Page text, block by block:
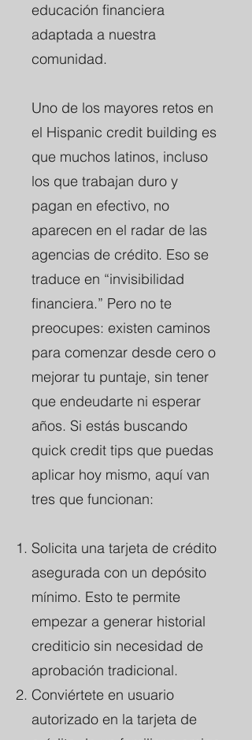
educación financiera
adaptada a nuestra
comunidad.
Uno de los mayores retos en
el Hispanic credit building es
que muchos latinos, incluso
los que trabajan duro y
pagan en efectivo, no
aparecen en el radar de las
agencias de crédito. Eso se
traduce en “invisibilidad
financiera.” Pero no te
preocupes: existen caminos
para comenzar desde cero o
mejorar tu puntaje, sin tener
que endeudarte ni esperar
años. Si estás buscando
quick credit tips que puedas
aplicar hoy mismo, aquí van
tres que funcionan:
Solicita una tarjeta de crédito
asegurada con un depósito
mínimo. Esto te permite
empezar a generar historial
crediticio sin necesidad de
aprobación tradicional.
Conviértete en usuario
autorizado en la tarjeta de